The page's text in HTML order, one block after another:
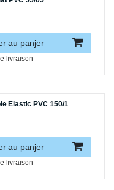
au panjer
livraison
Elastic PVC 150/1
au panjer
livraison